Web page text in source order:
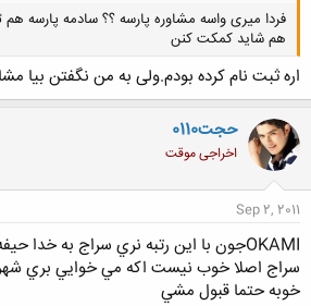
فردا میری واسه مشاوره پارسه ؟؟ سادمه پارسه هم
هم شاید کمکت کنن
اره ثبت نام کرده بودم.ولی به من نگفتن بیا
حجت0110
اخراجی موقت
Sep 2, 2011
OKAMIجون با اين رتبه نري سراج به خدا حيفه
سراج اصلا خوب نيست اكه مي خوايي بري
خوبه حتما قبول مشي